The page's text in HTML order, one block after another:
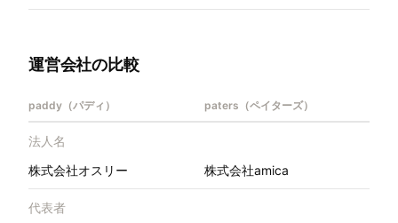
運営会社の比較
paddy（パディ） paters（ペイターズ）
法人名
株式会社オスリー
株式会社amica
代表者